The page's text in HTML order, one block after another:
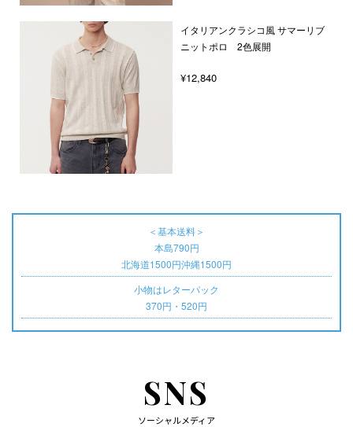
イタリアンクラシコ風 サマーリブ
ニットポロ 2色展開
¥12,840
＜基本送料＞
本島790円
北海道1500円沖縄1500円
小物はレターパック
370円・520円
SNS
ソーシャルメディア